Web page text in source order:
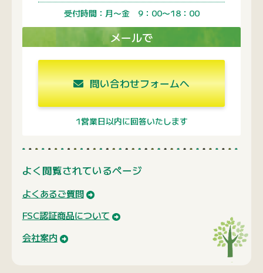
受付時間：月〜金 9：00〜18：00
メールで
問い合わせフォームへ
1営業日以内に回答いたします
よく閲覧されているページ
よくあるご質問
FSC認証商品について
会社案内